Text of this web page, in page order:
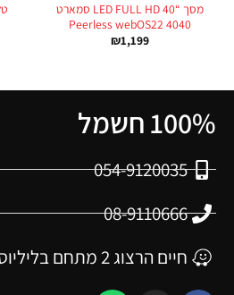
מסך “40 LED FULL HD סמארט
4040 Peerless webOS22
₪1,199
100% חשמל
054-9120035
08-9110666
חיים הרצוג 2 מתחם בליליוס גדרה